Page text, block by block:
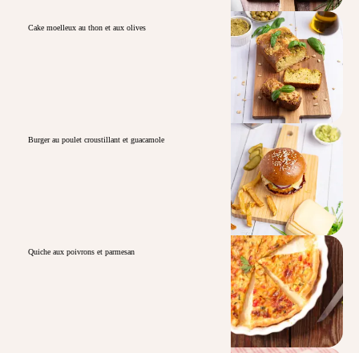
Cake moelleux au thon et aux olives
Burger au poulet croustillant et guacamole
Quiche aux poivrons et parmesan